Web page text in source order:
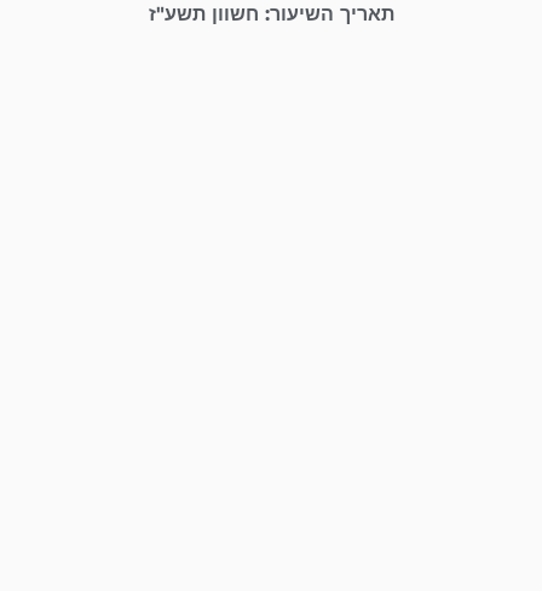
תאריך השיעור: חשוון תשע"ז